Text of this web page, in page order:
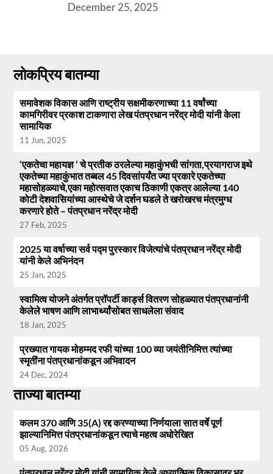
December 25, 2025
लोकप्रिय बातम्या
समावेशक विकास आणि राष्ट्रीय सक्षमीकरणाच्या 11 वर्षांच्या
कामगिरीवर प्रकाश टाकणारा लेख पंतप्रधान नरेंद्र मोदी यांनी केला
सामायिक
11 Jun, 2025
‘एकतेचा महायज्ञ ‘ चे प्रतीक ठरलेल्या महाकुंभची सांगता,प्रयागराज इथे
एकतेच्या महाकुंभात तब्बल 45 दिवसांपर्यंत ज्या प्रकारे एकतेच्या
महासोहळ्याचे,एका महोत्सवात एकाच ठिकाणी एकत्र आलेल्या 140
कोटी देशवासियांच्या आस्थेचे जे दर्शन घडले ते खरोखरच मंत्रमुग्ध
करणारे होते – पंतप्रधान नरेंद्र मोदी
27 Feb, 2025
2025 या वर्षाच्या सर्व पद्म पुरस्कार विजेत्यांचे पंतप्रधान नरेंद्र मोदी
यांनी केले अभिनंदन
25 Jan, 2025
स्वामित्व योजने अंतर्गत प्रॉपर्टी कार्ड्स वितरण सोहळ्यात पंतप्रधानांनी
केलेले भाषण आणि लाभार्थ्यांसोबत साधलेला संवाद
18 Jan, 2025
प्रख्यात गायक मोहम्मद रफी यांच्या 100 व्या जयंतीनिमित्त त्यांच्या
स्मृतींना पंतप्रधानांकडून अभिवादन
24 Dec, 2024
ताज्या बातम्या
कलम 370 आणि 35(A) रद्द करण्याच्या निर्णयाला सात वर्षे पूर्ण
झाल्यानिमित्त पंतप्रधानांकडून त्याचे महत्व अधोरेखित
05 Aug, 2026